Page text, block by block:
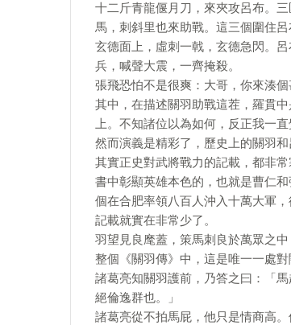
十二斤青龍偃月刀，來夾攻呂布。
馬，刺斜里也來助戰。這三個圍住
玄德面上，虛刺一戟，玄德急閃。
兵，喊聲大震，一齊掩殺。
張飛恐怕不是很爽：大哥，你來湊個
其中，在描述關羽助戰這茬，羅貫
上。不知諸位以為如何，反正我一
然而演義是精彩了，歷史上的關羽
其實正史對武將戰力的記載，都非
書中彰顯英雄本色的，也就是曹仁
個在合肥率領八百人沖入十萬大軍
記載就實在非常少了。
羽望見良麾蓋，策馬刺良於萬眾之
整個《關羽傳》中，這是唯一一處
諸葛亮知關羽護前，乃答之曰：「
絕倫逸群也。」
諸葛亮從不拍馬屁，他只是情商高